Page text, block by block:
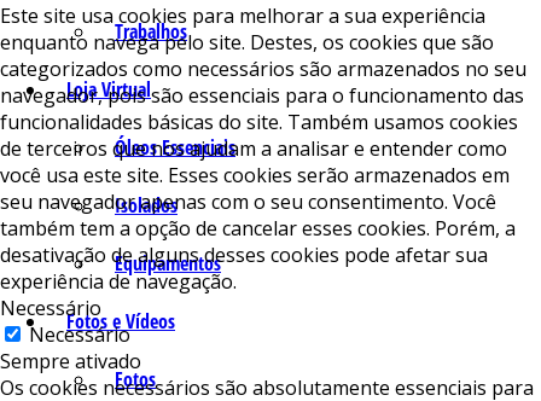
Trabalhos
Loja Virtual
Óleos Essenciais
Isolados
Equipamentos
Fotos e Vídeos
Fotos
Este site usa cookies para melhorar a sua experiência
enquanto navega pelo site. Destes, os cookies que são
categorizados como necessários são armazenados no seu
navegador, pois são essenciais para o funcionamento das
funcionalidades básicas do site. Também usamos cookies
de terceiros que nos ajudam a analisar e entender como
você usa este site. Esses cookies serão armazenados em
seu navegador apenas com o seu consentimento. Você
também tem a opção de cancelar esses cookies. Porém, a
desativação de alguns desses cookies pode afetar sua
experiência de navegação.
Necessário
Necessário
Sempre ativado
Os cookies necessários são absolutamente essenciais para